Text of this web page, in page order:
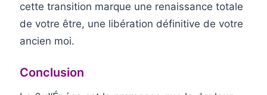
cette transition marque une renaissance totale
de votre être, une libération définitive de votre
ancien moi.
Conclusion